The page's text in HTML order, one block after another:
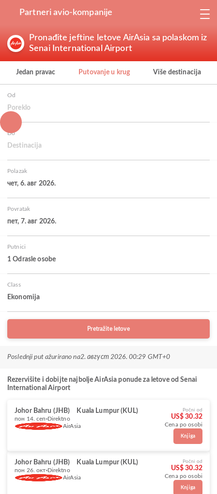
Partneri avio-kompanije
Pronađite jeftine letove AirAsia sa polaskom iz
Senai International Airport
Jedan pravac Putovanje u krug Više destinacija
Od
Poreklo
Do
Destinacija
Polazak
чет, 6. авг 2026.
Povratak
пет, 7. авг 2026.
Putnici
1 Odrasle osobe
Class
Ekonomija
Pretražite letove
Poslednji put ažurirano na2. август 2026. 00:29 GMT+0
Rezervišite i dobijte najbolje AirAsia ponude za letove od Senai
International Airport
Johor Bahru (JHB) Kuala Lumpur (KUL)
пон 14. сеп Direktno
AirAsia
Počni od
US$ 30.32
Cena po osobi
Knjiga
Johor Bahru (JHB) Kuala Lumpur (KUL)
пон 26. окт Direktno
AirAsia
Počni od
US$ 30.32
Cena po osobi
Knjiga